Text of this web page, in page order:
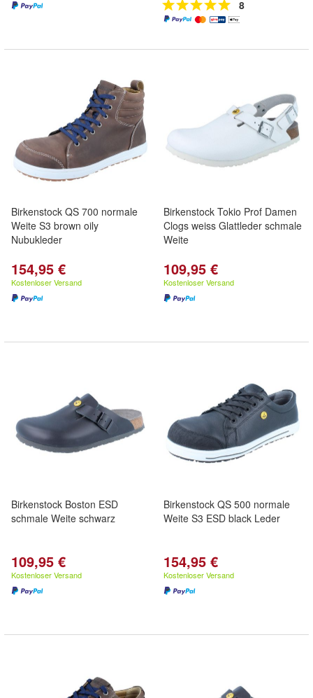
8
Birkenstock QS 700 normale
Weite S3 brown oily
Nubukleder
154,95 €
Kostenloser Versand
Birkenstock Tokio Prof Damen
Clogs weiss Glattleder schmale
Weite
109,95 €
Kostenloser Versand
Birkenstock Boston ESD
schmale Weite schwarz
109,95 €
Kostenloser Versand
Birkenstock QS 500 normale
Weite S3 ESD black Leder
154,95 €
Kostenloser Versand